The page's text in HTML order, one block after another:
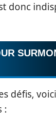
donc
défis,
: